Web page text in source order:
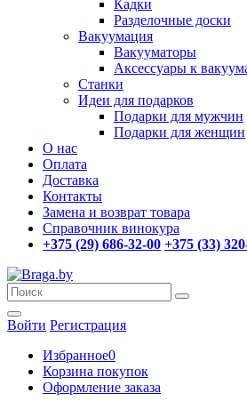
Кадки
Разделочные доски
Вакуумация
Вакууматоры
Аксессуары к
Станки
Идеи для подарков
Подарки для мужчин
Подарки для женщин
О нас
Оплата
Доставка
Контакты
Замена и возврат товара
Справочник винокура
+375 (29) 686-32-00 +375 (33)
Войти Регистрация
Избранное0
Корзина покупок
Оформление заказа